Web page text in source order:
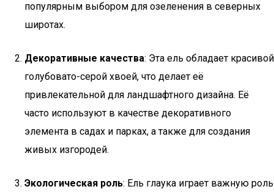
популярным выбором для озеленения в северных
широтах.
Декоративные качества: Эта ель обладает красивой
голубовато-серой хвоей, что делает её
привлекательной для ландшафтного дизайна. Её
часто используют в качестве декоративного
элемента в садах и парках, а также для создания
живых изгородей.
Экологическая роль: Ель глаука играет важную роль